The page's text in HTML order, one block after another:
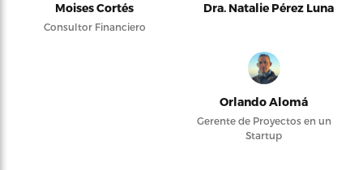
Moises Cortés
Consultor Financiero
Dra. Natalie Pérez Luna
Orlando Alomá
Gerente de Proyectos en un
Startup